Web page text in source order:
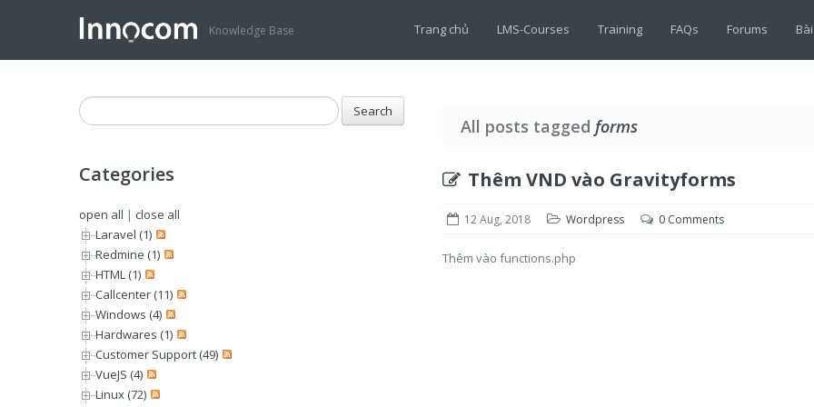
Knowledge Base Trang chủ LMS-Courses Training FAQs Forums
Categories
open all | close all
Laravel (1)
Redmine (1)
HTML (1)
Callcenter (11)
Windows (4)
Hardwares (1)
Customer Support (49)
VueJS (4)
Linux (72)
All posts tagged forms
Thêm VND vào Gravityforms
12 Aug, 2018 Wordpress 0 Comments
Thêm vào functions.php